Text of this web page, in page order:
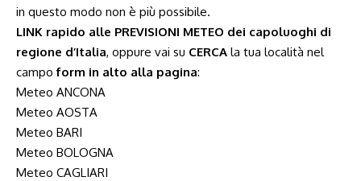
in questo modo non è più possibile.
LINK rapido alle PREVISIONI METEO dei capoluoghi di
regione d’Italia, oppure vai su CERCA la tua località nel
campoform in alto alla pagina:
Meteo ANCONA
Meteo AOSTA
Meteo BARI
Meteo BOLOGNA
Meteo CAGLIARI